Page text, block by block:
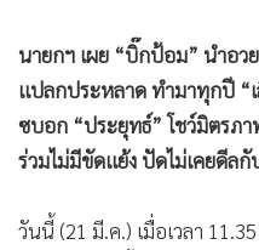
• เศรษฐกิจ-ธุรกิจ
• จีน
• ชุมชน-คุณภาพชีวิต
• อาชญากรรม
•
Motoring
นายกฯ เผย “บิ๊กป้อม” นำอว
แปลกประหลาด ทำมาทุกปี “เ
ซบอก “ประยุทธ์” โชว์มิตรภ
ร่วมไม่มีขัดแย้ง ปัดไม่เคยดีล
วันนี้ (21 มี.ค.) เมื่อเวลา